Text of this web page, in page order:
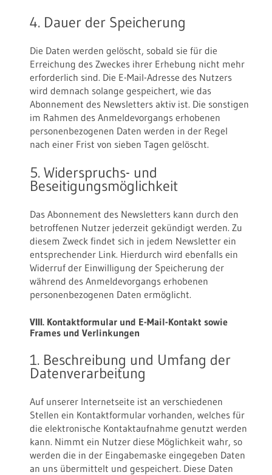
4. Dauer der Speicherung
Die Daten werden gelöscht, sobald sie für die
Erreichung des Zweckes ihrer Erhebung nicht mehr
erforderlich sind. Die E-Mail-Adresse des Nutzers
wird demnach solange gespeichert, wie das
Abonnement des Newsletters aktiv ist. Die sonstigen
im Rahmen des Anmeldevorgangs erhobenen
personenbezogenen Daten werden in der Regel
nach einer Frist von sieben Tagen gelöscht.
5. Widerspruchs- und
Beseitigungsmöglichkeit
Das Abonnement des Newsletters kann durch den
betroffenen Nutzer jederzeit gekündigt werden. Zu
diesem Zweck findet sich in jedem Newsletter ein
entsprechender Link. Hierdurch wird ebenfalls ein
Widerruf der Einwilligung der Speicherung der
während des Anmeldevorgangs erhobenen
personenbezogenen Daten ermöglicht.
VIII. Kontaktformular und E-Mail-Kontakt sowie
Frames und Verlinkungen
1. Beschreibung und Umfang der
Datenverarbeitung
Auf unserer Internetseite ist an verschiedenen
Stellen ein Kontaktformular vorhanden, welches für
die elektronische Kontaktaufnahme genutzt werden
kann. Nimmt ein Nutzer diese Möglichkeit wahr, so
werden die in der Eingabemaske eingegeben Daten
an uns übermittelt und gespeichert. Diese Daten